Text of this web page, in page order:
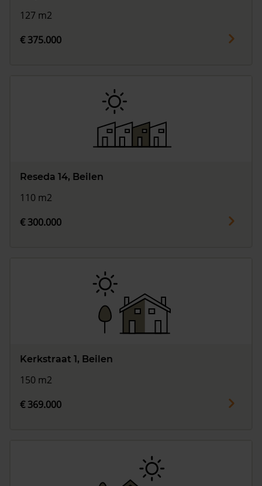
127 m2
€ 375.000
Reseda 14, Beilen
110 m2
€ 300.000
Kerkstraat 1, Beilen
150 m2
€ 369.000